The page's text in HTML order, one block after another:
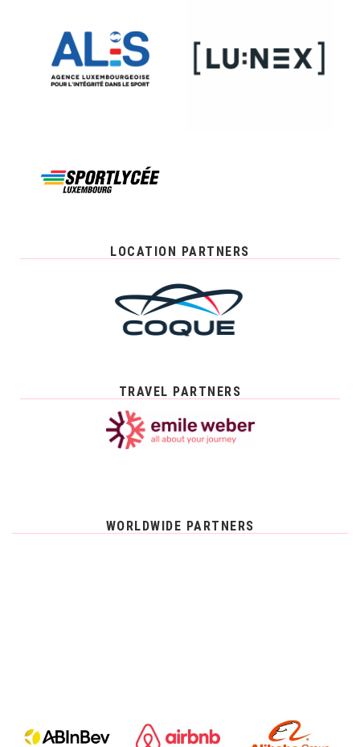
LOCATION PARTNERS
TRAVEL PARTNERS
WORLDWIDE PARTNERS